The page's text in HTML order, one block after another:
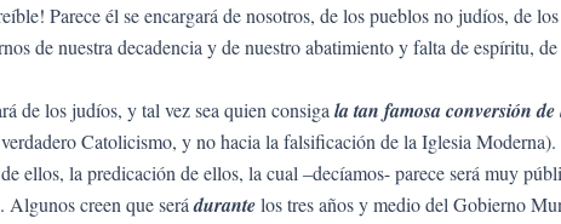
Parece él se encargará de nosotros, de los pueblos no judíos, de
de nuestra decadencia y de nuestro abatimiento y falta de espíritu,
de los judíos, y tal vez sea quien consiga la tan famosa conversión
Catolicismo, y no hacia la falsificación de la Iglesia Moderna).
ellos, la predicación de ellos, la cual –decíamos- parece será muy
Algunos creen que serádurantelos tres años y medio del Gobierno